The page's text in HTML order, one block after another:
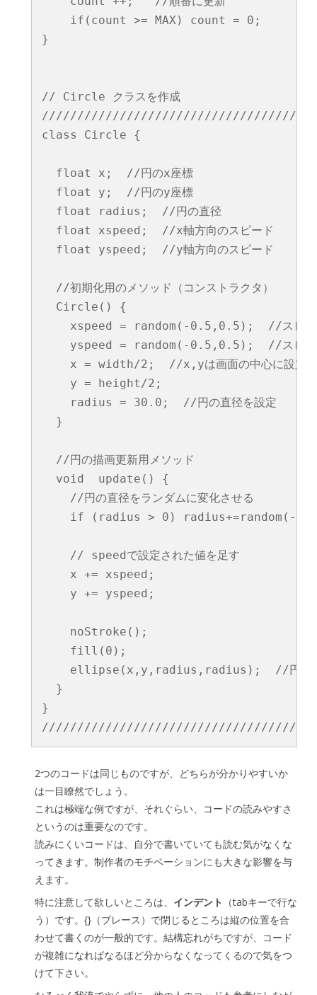
    if(count >= MAX) count = 0;
}
// Circle クラスを作成
class Circle {
  float x;  //円のx座標
  float y;  //円のy座標
  float radius;  //円の直径
  float xspeed;  //x軸方向のスピード
  float yspeed;  //y軸方向のスピード
  //初期化用のメソッド（コンストラクタ）
  Circle() {
xspeed = random(-0.5,0.5);  //スピード
yspeed = random(-0.5,0.5);  //スピード
    x = width/2;  //x,yは画面の中心に設定
    y = height/2;
    radius = 30.0;  //円の直径を設定
  }
  //円の描画更新用メソッド
  void  update() {
    //円の直径をランダムに変化させる
if (radius > 0) radius+=random(-
    // speedで設定された値を足す
    x += xspeed;
    y += yspeed;
    noStroke();
    fill(0);
ellipse(x,y,radius,radius);  //円を
  }
}
2つのコードは同じものですが、どちらが分かりやすいか
は一目瞭然でしょう。
これは極端な例ですが、それぐらい、コードの読みやすさ
というのは重要なのです。
読みにくいコードは、自分で書いていても読む気がなくな
ってきます。制作者のモチベーションにも大きな影響を与
えます。
特に注意して欲しいところは、 インデント
（tabキーで行な
う）です。{}（ブレース）で閉じるところは縦の位置を合
わせて書くのが一般的です。結構忘れがちですが、コード
が複雑になればなるほど分からなくなってくるので気をつ
けて下さい。